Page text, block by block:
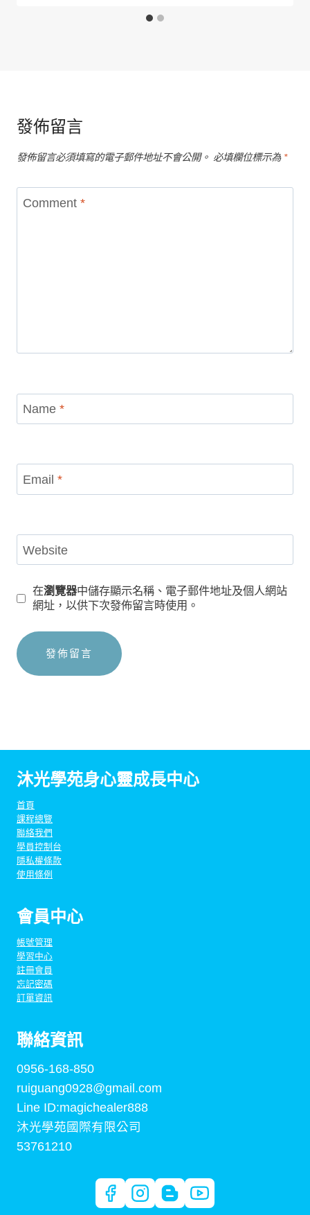
發佈留言
發佈留言必須填寫的電子郵件地址不會公開。 必填欄位標示為 *
Comment *
Name *
Email *
Website
在瀏覽器中儲存顯示名稱、電子郵件地址及個人網站
網址，以供下次發佈留言時使用。
沐光學苑身心靈成長中心
首頁
課程總覽
聯絡我們
學員控制台
隱私權條款
使用條例
會員中心
帳號管理
學習中心
註冊會員
忘記密碼
訂單資訊
聯絡資訊
0956-168-850
ruiguang0928@gmail.com
Line ID:magichealer888
沐光學苑國際有限公司
53761210